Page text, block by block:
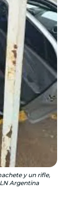
y un rifle,
Argentina